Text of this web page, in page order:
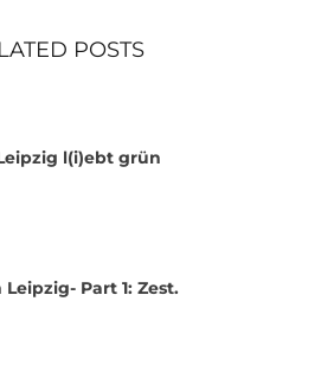
POSTS
l(i)ebt grün
Part 1: Zest.